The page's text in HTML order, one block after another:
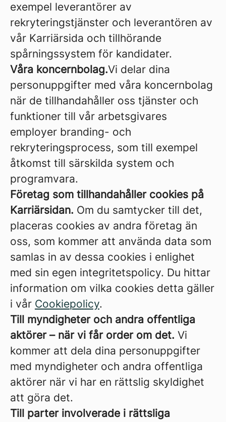
exempel leverantörer av
rekryteringstjänster och leverantören av
vår Karriärsida och tillhörande
spårningssystem för kandidater.
Våra koncernbolag.Vi delar dina
personuppgifter med våra koncernbolag
när de tillhandahåller oss tjänster och
funktioner till vår arbetsgivares
employer branding- och
rekryteringsprocess, som till exempel
åtkomst till särskilda system och
programvara.
Företag som tillhandahåller cookies på
Karriärsidan. Om du samtycker till det,
placeras cookies av andra företag än
oss, som kommer att använda data som
samlas in av dessa cookies i enlighet
med sin egen integritetspolicy. Du hittar
information om vilka cookies detta gäller
i vår Cookiepolicy.
Till myndigheter och andra offentliga
aktörer – när vi får order om det. Vi
kommer att dela dina personuppgifter
med myndigheter och andra offentliga
aktörer när vi har en rättslig skyldighet
att göra det.
Till parter involverade i rättsliga